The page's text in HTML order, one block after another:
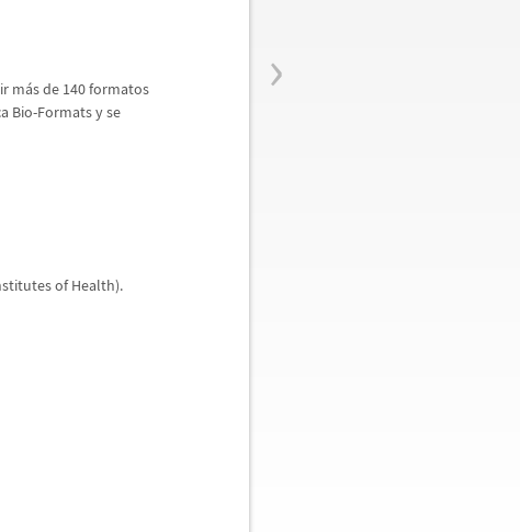
›
más de 140 formatos
Bio-Formats y se
of Health).